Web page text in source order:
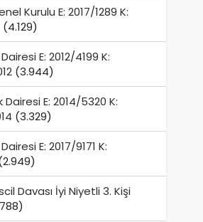
Kurulu E: 2017/1289 K:
(4.129)
E: 2012/4199 K:
(3.944)
Dairesi E: 2014/5320 K:
(3.329)
E: 2017/9171 K:
Davası İyi Niyetli 3. Kişi